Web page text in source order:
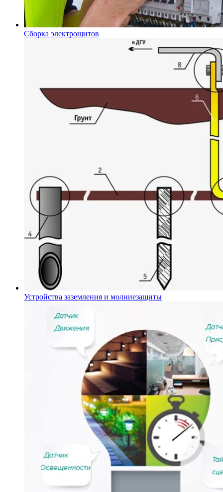
Сборка электрощитов
Устройства заземления и молниезащиты